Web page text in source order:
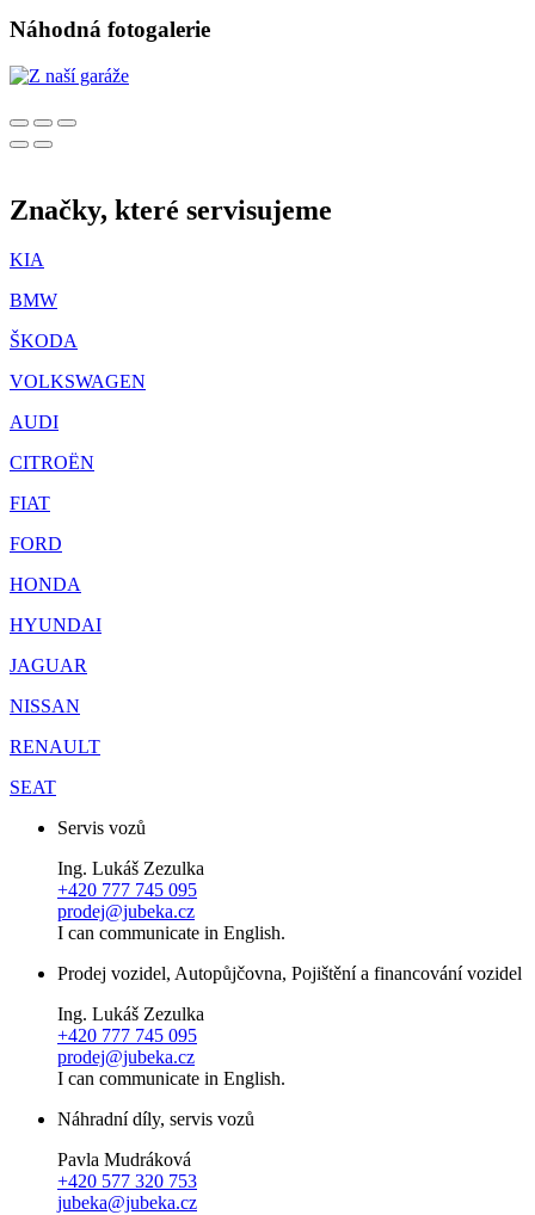
Náhodná fotogalerie
Značky, které servisujeme
KIA
BMW
ŠKODA
VOLKSWAGEN
AUDI
CITROËN
FIAT
FORD
HONDA
HYUNDAI
JAGUAR
NISSAN
RENAULT
SEAT
Servis vozů
Ing. Lukáš Zezulka
+420 777 745 095
prodej@jubeka.cz
I can communicate in English.
Prodej vozidel, Autopůjčovna, Pojištění a financování vozidel
Ing. Lukáš Zezulka
+420 777 745 095
prodej@jubeka.cz
I can communicate in English.
Náhradní díly, servis vozů
Pavla Mudráková
+420 577 320 753
jubeka@jubeka.cz